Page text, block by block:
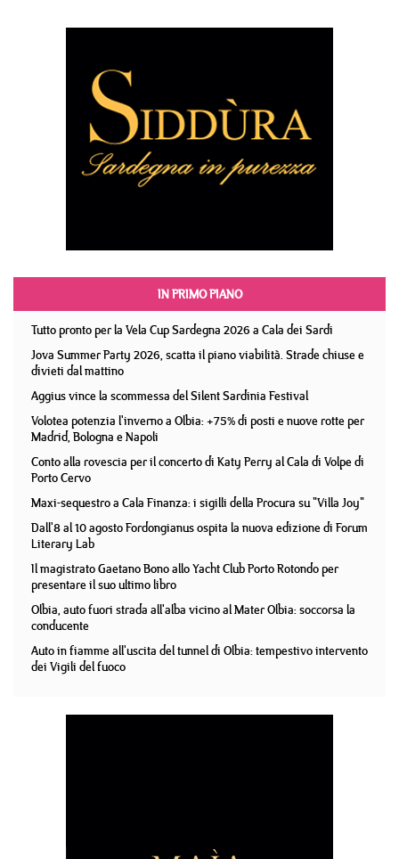
IN PRIMO PIANO
Tutto pronto per la Vela Cup Sardegna 2026 a Cala dei Sardi
Jova Summer Party 2026, scatta il piano viabilità. Strade chiuse e
divieti dal mattino
Aggius vince la scommessa del Silent Sardinia Festival
Volotea potenzia l'inverno a Olbia: +75% di posti e nuove rotte per
Madrid, Bologna e Napoli
Conto alla rovescia per il concerto di Katy Perry al Cala di Volpe di
Porto Cervo
Maxi-sequestro a Cala Finanza: i sigilli della Procura su "Villa Joy"
Dall'8 al 10 agosto Fordongianus ospita la nuova edizione di Forum
Literary Lab
Il magistrato Gaetano Bono allo Yacht Club Porto Rotondo per
presentare il suo ultimo libro
Olbia, auto fuori strada all'alba vicino al Mater Olbia: soccorsa la
conducente
Auto in fiamme all'uscita del tunnel di Olbia: tempestivo intervento
dei Vigili del fuoco